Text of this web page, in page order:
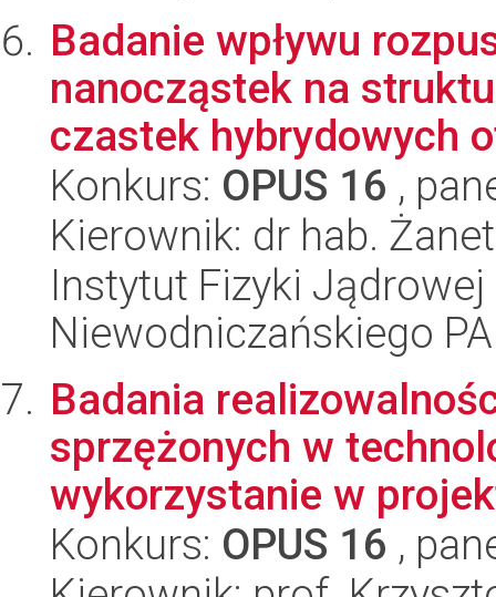
Badanie wpływu
nanocząstek na
czastek hybrydowych
Konkurs: OPUS 16 ,
Kierownik: dr hab.
Instytut Fizyki
Niewodniczańskiego
Badania
sprzężonych w
wykorzystanie w
Konkurs: OPUS 16 ,